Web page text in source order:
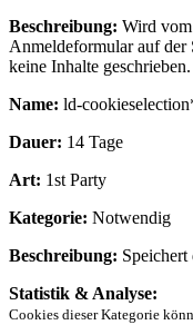
Beschreibung: Wird vom
Anmeldeformular auf der
keine Inhalte geschrieben.
Name: ld-
Dauer: 14 Tage
Art: 1st Party
Kategorie: Notwendig
Beschreibung:
Statistik & Analyse:
Cookies dieser Kategorie